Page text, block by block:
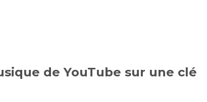
de YouTube sur une clé